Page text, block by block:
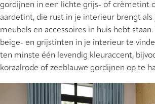
gordijnen in een lichte grijs- of crèmetint
aardetint, die rust in je interieur brengt als
meubels en accessoires in huis hebt
beige- en grijstinten in je interieur te
ten minste één levendig kleuraccent,
koraalrode of zeeblauwe gordijnen op te